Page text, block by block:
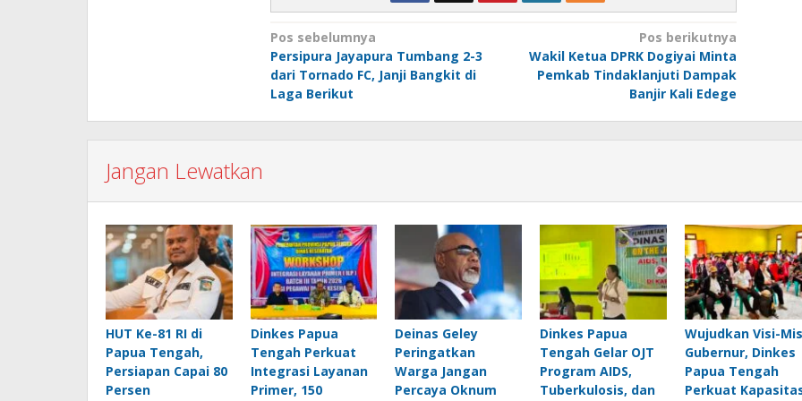
Navigasi
pos
Pos sebelumnya
Persipura Jayapura Tumbang 2-3
dari Tornado FC, Janji Bangkit di
Laga Berikut
Pos berikutnya
Wakil Ketua DPRK Dogiyai Minta
Pemkab Tindaklanjuti Dampak
Banjir Kali Edege
Jangan Lewatkan
HUT Ke-81 RI di
Papua Tengah,
Persiapan Capai 80
Persen
Dinkes Papua
Tengah Perkuat
Integrasi Layanan
Primer, 150
Deinas Geley
Peringatkan
Warga Jangan
Percaya Oknum
Dinkes Papua
Tengah Gelar OJT
Program AIDS,
Tuberkulosis, dan
Wujudkan Visi-
Gubernur, Dinkes
Papua Tengah
Perkuat